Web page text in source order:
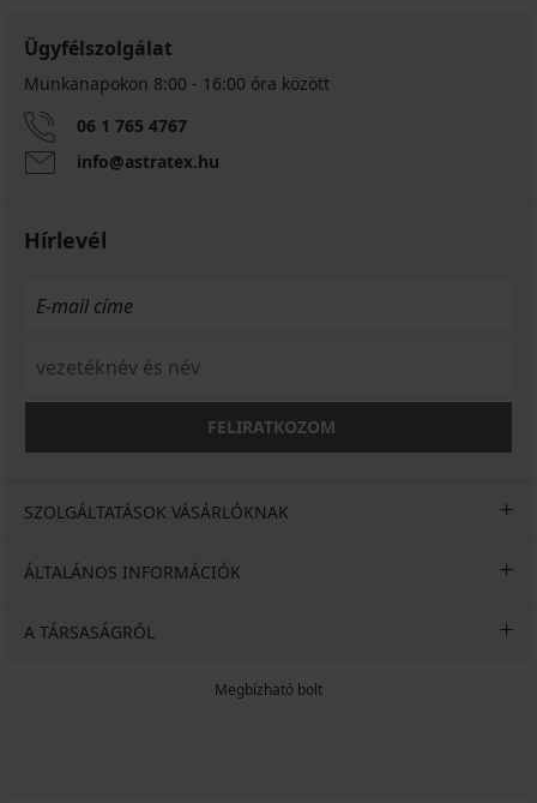
Ügyfélszolgálat
Munkanapokon 8:00 - 16:00 óra között
06 1 765 4767
info@astratex.hu
Hírlevél
FELIRATKOZOM
SZOLGÁLTATÁSOK VÁSÁRLÓKNAK
ÁLTALÁNOS INFORMÁCIÓK
A TÁRSASÁGRÓL
Megbízható bolt